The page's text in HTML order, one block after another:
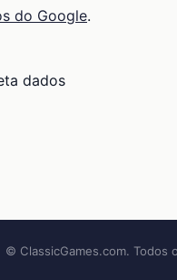
do Google.
dados
© ClassicGames.com. Todos